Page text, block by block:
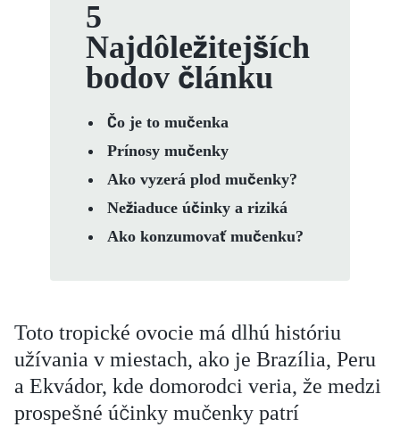
5
Najdôležitejších
bodov článku
Čo je to mučenka
Prínosy mučenky
Ako vyzerá plod mučenky?
Nežiaduce účinky a riziká
Ako konzumovať mučenku?
Toto tropické ovocie má dlhú históriu
užívania v miestach, ako je Brazília, Peru
a Ekvádor, kde domorodci veria, že medzi
prospešné účinky mučenky patrí